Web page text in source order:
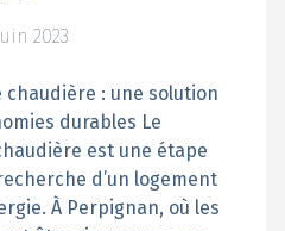
2023
chaudière : une solution
durables Le
est une étape
d’un logement
À Perpignan, où les